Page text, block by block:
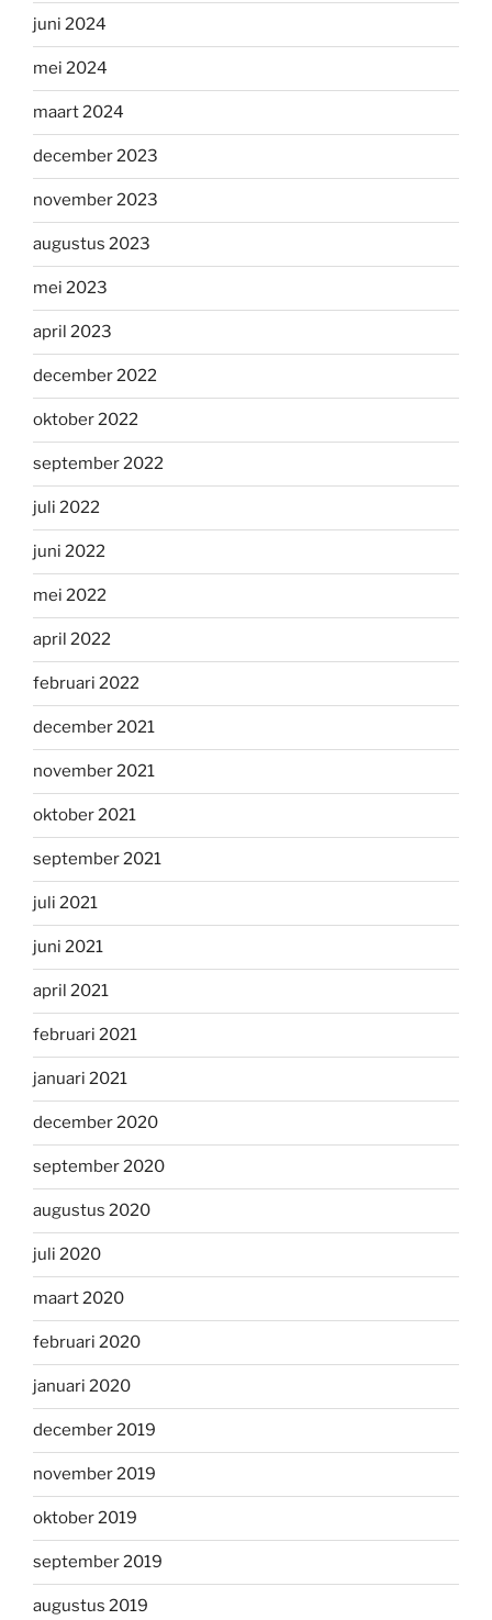
juni 2024
mei 2024
maart 2024
december 2023
november 2023
augustus 2023
mei 2023
april 2023
december 2022
oktober 2022
september 2022
juli 2022
juni 2022
mei 2022
april 2022
februari 2022
december 2021
november 2021
oktober 2021
september 2021
juli 2021
juni 2021
april 2021
februari 2021
januari 2021
december 2020
september 2020
augustus 2020
juli 2020
maart 2020
februari 2020
januari 2020
december 2019
november 2019
oktober 2019
september 2019
augustus 2019